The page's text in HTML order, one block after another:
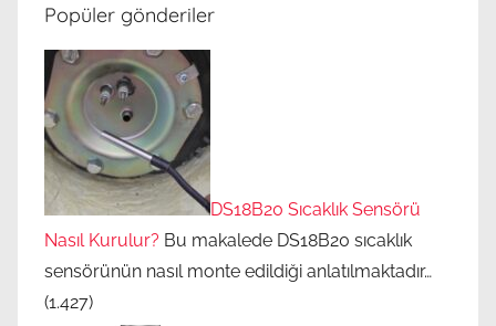
Popüler gönderiler
DS18B20 Sıcaklık Sensörü
Nasıl Kurulur? Bu makalede DS18B20 sıcaklık
sensörünün nasıl monte edildiği anlatılmaktadır…
(1.427)